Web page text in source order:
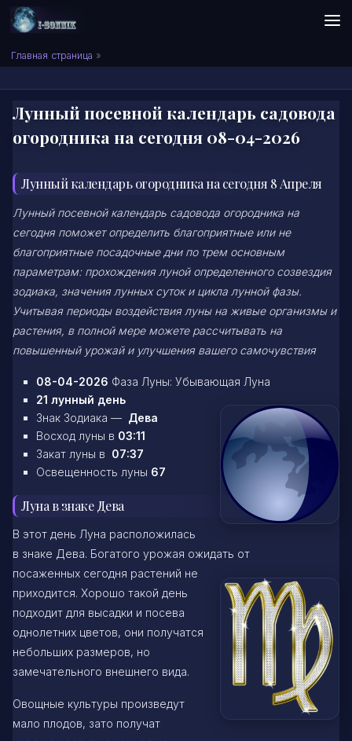
Skip to content
Сонник I-SONNIK.COM
Главная страница »
Лунный посевной календарь садовода
огородника на сегодня 08-04-2026
Лунный календарь огородника на сегодня 8 Апреля
Лунный посевной календарь садовода огородника на
сегодня поможет определить благоприятные или не
благоприятные посадочные дни по трем основным
параметрам: прохождения луной определенного созвездия
зодиака, значения лунных суток и цикла лунной фазы.
Учитывая периоды воздействия луны на живые организмы и
растения, в полной мере можете рассчитывать на
повышенный урожай и улучшения вашего самочувствия
08-04-2026 Фаза Луны: Убывающая Луна
21 лунный день
Знак Зодиака — Дева
Восход луны в 03:11
Закат луны в 07:37
Освещенность луны 67
Луна в знаке Дева
В этот день Луна расположилась
в знаке Дева. Богатого урожая ожидать от
посаженных сегодня растений не
приходится. Хорошо такой день
подходит для высадки и посева
однолетних цветов, они получатся
небольших размеров, но
замечательного внешнего вида.
Овощные культуры произведут
мало плодов, зато получат